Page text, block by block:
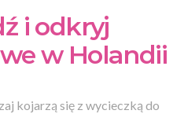
i odkryj
w Holandii
kojarzą się z wycieczką do